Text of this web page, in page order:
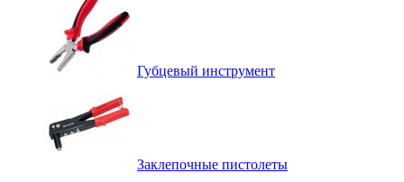
Губцевый инструмент
Заклепочные пистолеты